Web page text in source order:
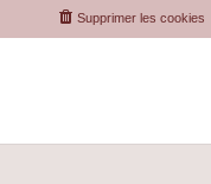
Supprimer les cookies